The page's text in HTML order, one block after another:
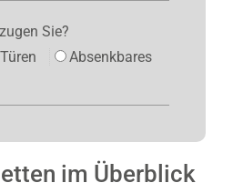
Sie?
Absenkbares
im Überblick